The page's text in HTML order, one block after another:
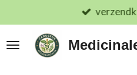
direct
naar